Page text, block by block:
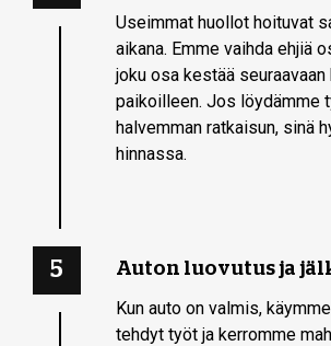
Useimmat huollot hoituvat
aikana. Emme vaihda ehjiä
joku osa kestää
paikoilleen. Jos löydämme
halvemman ratkaisun, sinä
hinnassa.
5 Auton luovutus ja
Kun auto on valmis,
tehdyt työt ja kerromme